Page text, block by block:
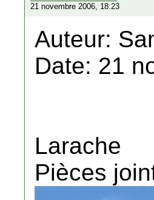
21 novembre 2006, 18:23
Auteur:
Date: 21
Larache
Pièces